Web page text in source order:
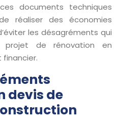
documents techniques
réaliser des économies
les désagréments qui
projet de rénovation en
devis de